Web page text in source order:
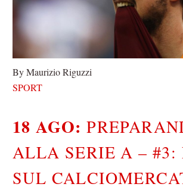
By Maurizio Riguzzi
SPORT
18 AGO:
ALLA SERIE A – #3:
SUL